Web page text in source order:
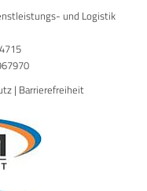
und Logistik
| Barrierefreiheit